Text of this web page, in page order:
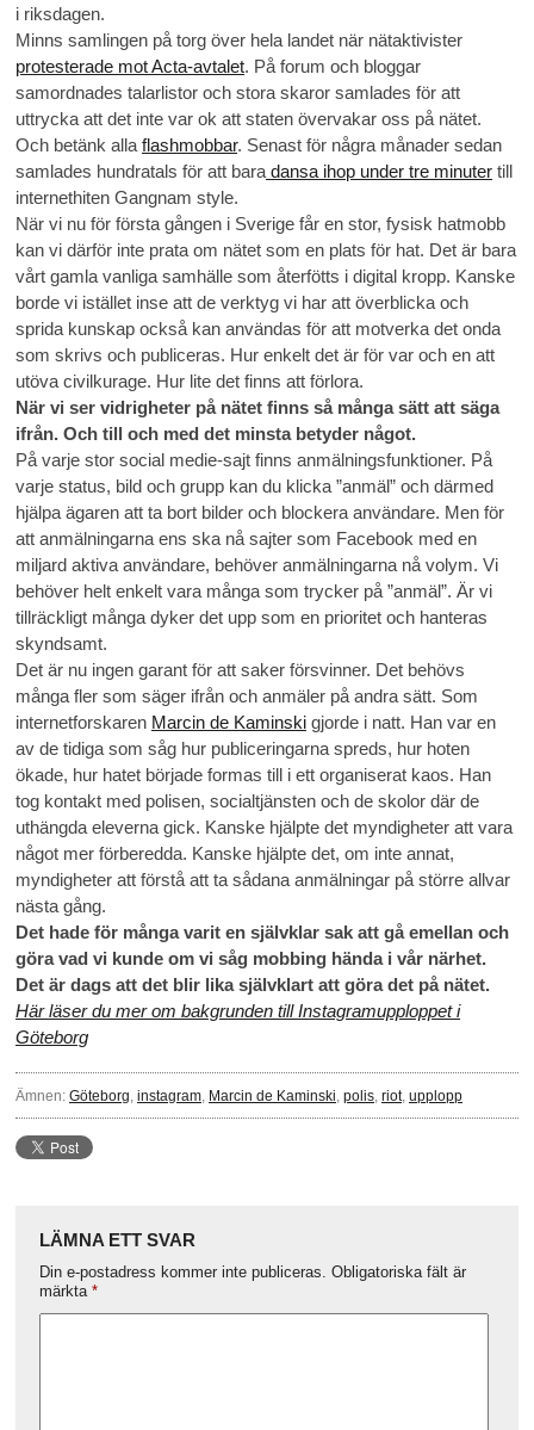
i riksdagen.
Minns samlingen på torg över hela landet när nätaktivister
protesterade mot Acta-avtalet. På forum och bloggar
samordnades talarlistor och stora skaror samlades för att
uttrycka att det inte var ok att staten övervakar oss på nätet.
Och betänk alla flashmobbar. Senast för några månader sedan
samlades hundratals för att bara dansa ihop under tre minuter till
internethiten Gangnam style.
När vi nu för första gången i Sverige får en stor, fysisk hatmobb
kan vi därför inte prata om nätet som en plats för hat. Det är bara
vårt gamla vanliga samhälle som återfötts i digital kropp. Kanske
borde vi istället inse att de verktyg vi har att överblicka och
sprida kunskap också kan användas för att motverka det onda
som skrivs och publiceras. Hur enkelt det är för var och en att
utöva civilkurage. Hur lite det finns att förlora.
När vi ser vidrigheter på nätet finns så många sätt att säga
ifrån. Och till och med det minsta betyder något.
På varje stor social medie-sajt finns anmälningsfunktioner. På
varje status, bild och grupp kan du klicka ”anmäl” och därmed
hjälpa ägaren att ta bort bilder och blockera användare. Men för
att anmälningarna ens ska nå sajter som Facebook med en
miljard aktiva användare, behöver anmälningarna nå volym. Vi
behöver helt enkelt vara många som trycker på ”anmäl”. Är vi
tillräckligt många dyker det upp som en prioritet och hanteras
skyndsamt.
Det är nu ingen garant för att saker försvinner. Det behövs
många fler som säger ifrån och anmäler på andra sätt. Som
internetforskaren Marcin de Kaminski gjorde i natt. Han var en
av de tidiga som såg hur publiceringarna spreds, hur hoten
ökade, hur hatet började formas till i ett organiserat kaos. Han
tog kontakt med polisen, socialtjänsten och de skolor där de
uthängda eleverna gick. Kanske hjälpte det myndigheter att vara
något mer förberedda. Kanske hjälpte det, om inte annat,
myndigheter att förstå att ta sådana anmälningar på större allvar
nästa gång.
Det hade för många varit en självklar sak att gå emellan och
göra vad vi kunde om vi såg mobbing hända i vår närhet.
Det är dags att det blir lika självklart att göra det på nätet.
Här läser du mer om bakgrunden till Instagramupploppet i
Göteborg
Ämnen: Göteborg instagram Marcin de Kaminski polis riot, upplopp
LÄMNA ETT SVAR
Din e-postadress kommer inte publiceras. Obligatoriska fält är
märkta *